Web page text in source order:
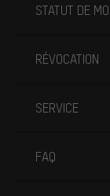
STATUT DE
RÉVOCATION
SERVICE
FAQ